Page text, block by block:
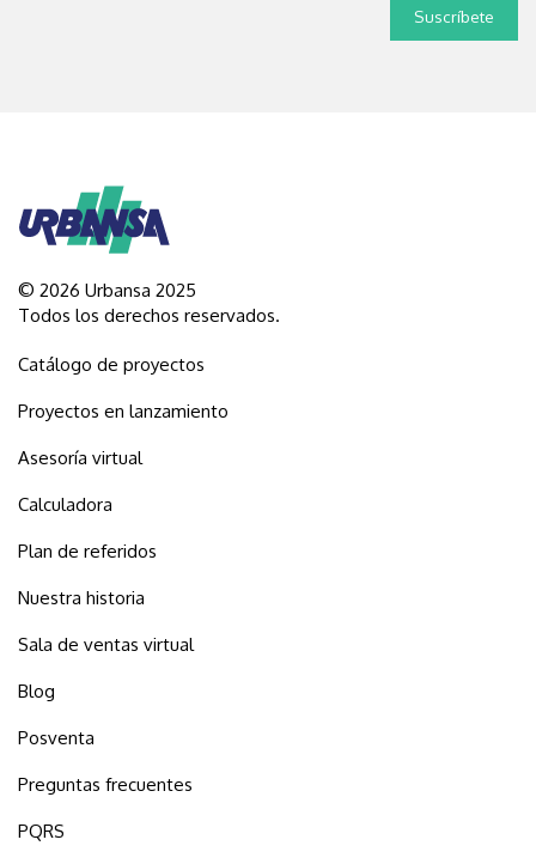
© 2026 Urbansa 2025
Todos los derechos reservados.
Catálogo de proyectos
Proyectos en lanzamiento
Asesoría virtual
Calculadora
Plan de referidos
Nuestra historia
Sala de ventas virtual
Blog
Posventa
Preguntas frecuentes
PQRS